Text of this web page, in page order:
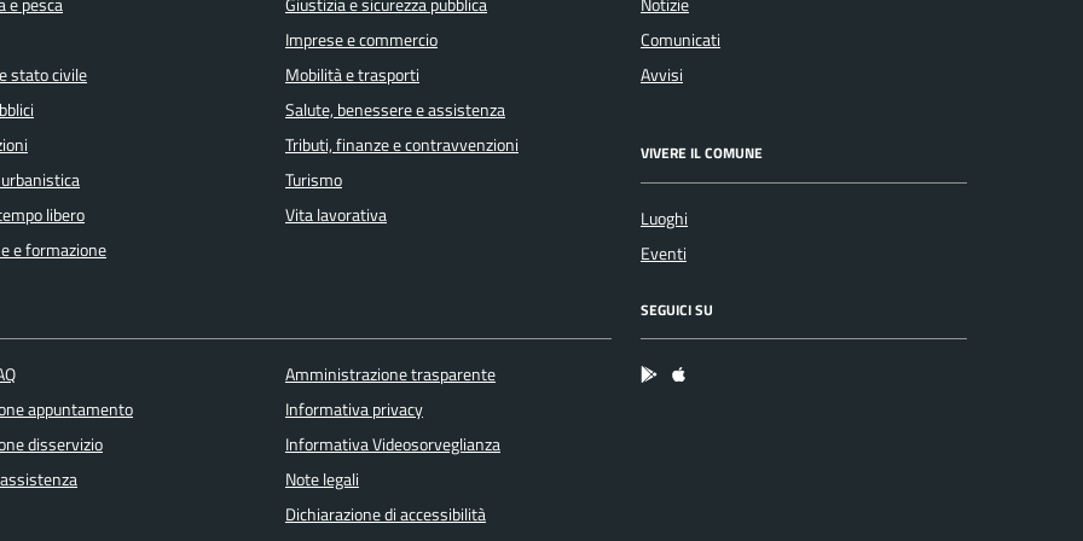
stato civile
libero
e formazione
Imprese e commercio
Mobilità e trasporti
Salute, benessere e assistenza
Tributi, finanze e contravvenzioni
Turismo
Vita lavorativa
Comunicati
Avvisi
VIVERE IL COMUNE
Luoghi
Eventi
appuntamento
disservizio
Amministrazione trasparente
Informativa privacy
Informativa Videosorveglianza
Note legali
Dichiarazione di accessibilità
SEGUICI SU
App Android
App IOS